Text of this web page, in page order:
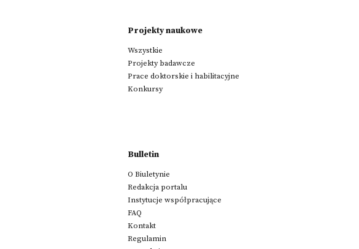
Projekty naukowe
Wszystkie
Projekty badawcze
Prace doktorskie i habilitacyjne
Konkursy
Bulletin
O Biuletynie
Redakcja portalu
Instytucje współpracujące
FAQ
Kontakt
Regulamin